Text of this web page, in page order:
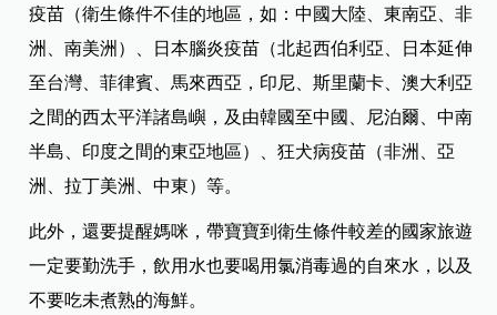
疫苗（衛生條件不佳的地區，如：中國大陸、東南亞、非
洲、南美洲）、日本腦炎疫苗（北起西伯利亞、日本延伸
至台灣、菲律賓、馬來西亞，印尼、斯里蘭卡、澳大利亞
之間的西太平洋諸島嶼，及由韓國至中國、尼泊爾、中南
半島、印度之間的東亞地區）、狂犬病疫苗（非洲、亞
洲、拉丁美洲、中東）等。
此外，還要提醒媽咪，帶寶寶到衛生條件較差的國家旅遊
一定要勤洗手，飲用水也要喝用氯消毒過的自來水，以及
不要吃未煮熟的海鮮。